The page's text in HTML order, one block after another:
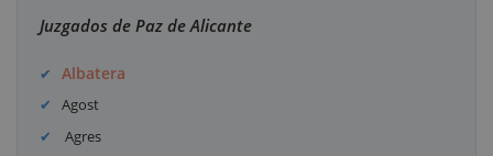
Juzgados de Paz de Alicante
Albatera
Agost
Agres